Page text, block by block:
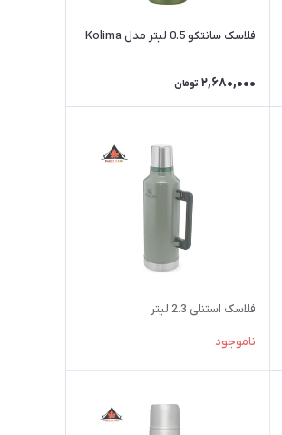
فلاسک سانتکو 0.5 لیتر مدل Kolima
2,680,000 تومان
فلاسک استنلی 2.3 لیتر
ناموجود